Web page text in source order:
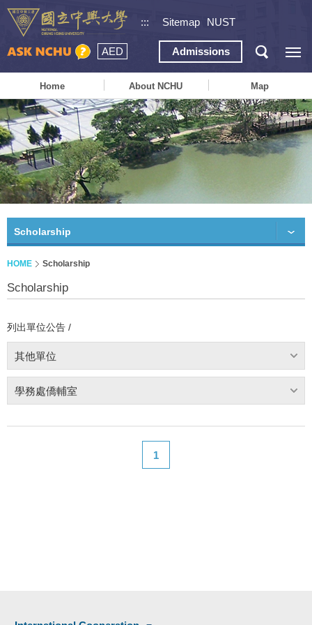
::: Sitemap NUST
AED Admissions
Home About NCHU Map
Scholarship
HOME Scholarship
Scholarship
列出單位公告 /
其他單位
學務處僑輔室
1